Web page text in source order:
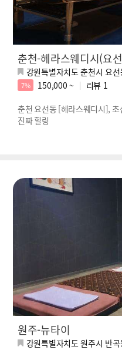
춘천-헤라스웨디시(요
강원특별자치도 춘천시 요
7% 150,000 ~ 리뷰 1
춘천 요선동 [헤라스웨디시],
진짜 힐링
원주-뉴타이
강원특별자치도 원주시 반